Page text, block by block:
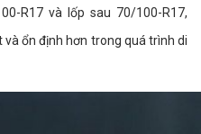
R17 và lốp sau 70/100-R17,
ổn định hơn trong quá trình di